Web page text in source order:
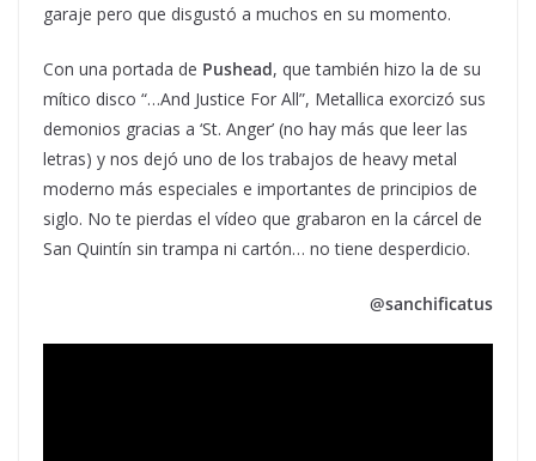
garaje pero que disgustó a muchos en su momento.
Con una portada de Pushead, que también hizo la de su
mítico disco “…And Justice For All”, Metallica exorcizó sus
demonios gracias a ‘St. Anger’ (no hay más que leer las
letras) y nos dejó uno de los trabajos de heavy metal
moderno más especiales e importantes de principios de
siglo. No te pierdas el vídeo que grabaron en la cárcel de
San Quintín sin trampa ni cartón… no tiene desperdicio.
@sanchificatus